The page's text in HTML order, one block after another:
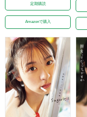
定期購読
Amazonで購入